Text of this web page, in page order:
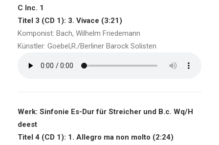
C Inc. 1
Titel 3 (CD 1): 3. Vivace (3:21)
Komponist: Bach, Wilhelm Friedemann
Künstler: Goebel,R./Berliner Barock Solisten
Werk: Sinfonie Es-Dur für Streicher und B.c. Wq/H
deest
Titel 4 (CD 1): 1. Allegro ma non molto (2:24)